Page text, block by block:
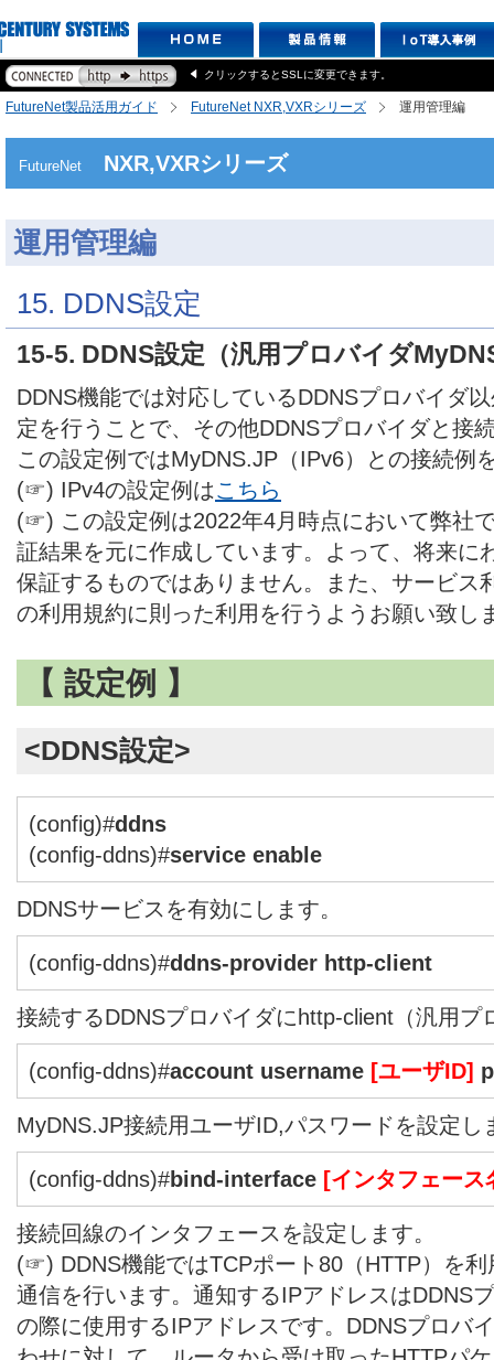
クリックするとSSLに変更できます。
FutureNet製品活用ガイド FutureNet NXR,VXRシリーズ 運用管理編
FutureNet NXR,VXRシリーズ
運用管理編
15. DDNS設定
15-5. DDNS設定（汎用プロバイダ
DDNS機能では対応しているDDNSプロバイダ
定を行うことで、その他DDNSプロバイダと接
この設定例ではMyDNS.JP（IPv6）との接続例
(☞) IPv4の設定例はこちら
(☞) この設定例は2022年4月時点において弊社
証結果を元に作成しています。よって、将来に
保証するものではありません。また、サービス
の利用規約に則った利用を行うようお願い致し
【 設定例 】
<DDNS設定>
(config)#ddns
(config-ddns)#service enable
DDNSサービスを有効にします。
(config-ddns)#ddns-provider http-client
接続するDDNSプロバイダにhttp-client（汎用プ
(config-ddns)#account username [ユーザID]
MyDNS.JP接続用ユーザID,パスワードを設定し
(config-ddns)#bind-interface [インタフェース
接続回線のインタフェースを設定します。
(☞) DDNS機能ではTCPポート80（HTTP）を
通信を行います。通知するIPアドレスはDDNS
の際に使用するIPアドレスです。DDNSプロバ